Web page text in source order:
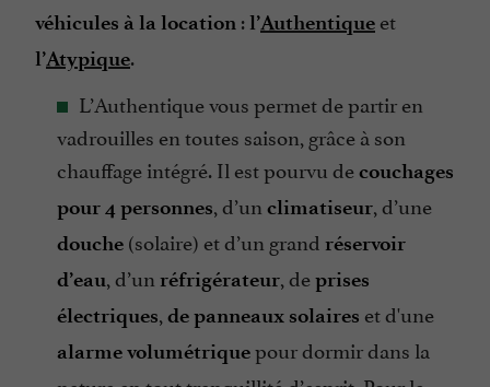
véhicules à la location :l’Authentique et
l’Atypique.
L’Authentique vous permet de partir en
vadrouilles en toutes saison, grâce à son
chauffage intégré. Il est pourvu decouchages
pour 4 personnes, d’un climatiseur, d’une
douche (solaire) et d’un grand réservoir
d’eau, d’un réfrigérateur, deprises
électriques, de panneaux solaires et d'une
alarme volumétriquepour dormir dans la